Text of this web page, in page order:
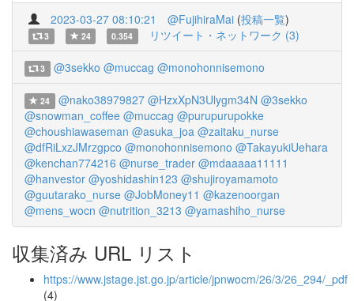
2023-03-27 08:10:21 @FujihiraMai (投稿一覧)
3 24 0.354 リツイート・ネットワーク (3)
3 @3sekko @muccag @monohonnisemono
24 @nako38979827 @HzxXpN3Ulygm34N @3sekko
@snowman_coffee @muccag @purupurupokke
@choushiawaseman @asuka_joa @zaitaku_nurse
@dfRiLxzJMrzgpco @monohonnisemono @TakayukiUehara
@kenchan774216 @nurse_trader @mdaaaaa11111
@hanvestor @yoshidashin123 @shujiroyamamoto
@guutarako_nurse @JobMoney11 @kazenoorgan
@mens_wocn @nutrition_3213 @yamashiho_nurse
収集済み URL リスト
https://www.jstage.jst.go.jp/article/jpnwocm/26/3/26_294/_pdf
(4)